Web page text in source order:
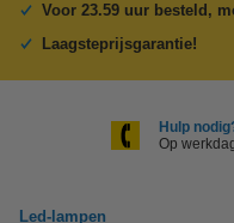
Voor 23.59 uur besteld,
Laagsteprijsgarantie!
Hulp
Op
Led-lampen